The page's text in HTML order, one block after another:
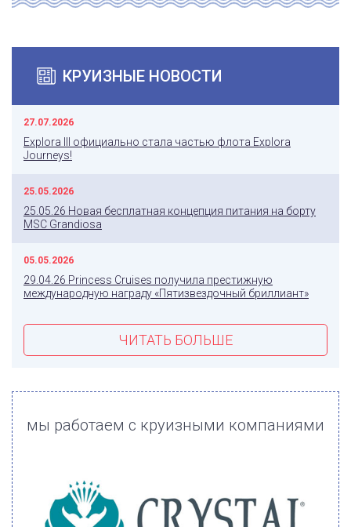
КРУИЗНЫЕ НОВОСТИ
27.07.2026
Explora III официально стала частью флота Explora
Journeys!
25.05.2026
25.05.26 Новая бесплатная концепция питания на борту
MSC Grandiosa
05.05.2026
29.04.26 Princess Cruises получила престижную
международную награду «Пятизвездочный бриллиант»
ЧИТАТЬ БОЛЬШЕ
мы работаем с круизными компаниями